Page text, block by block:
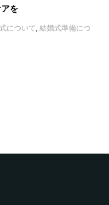
を
について,結婚式準備につ